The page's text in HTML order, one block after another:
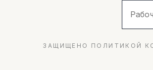
ЗАЩИЩЕНО ПОЛИТИКОЙ